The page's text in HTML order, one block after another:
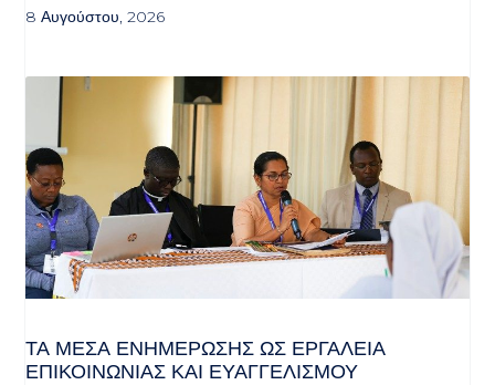
8 Αυγούστου, 2026
ΤΑ ΜΈΣΑ ΕΝΗΜΈΡΩΣΗΣ ΩΣ ΕΡΓΑΛΕΊΑ
ΕΠΙΚΟΙΝΩΝΊΑΣ ΚΑΙ ΕΥΑΓΓΕΛΙΣΜΟΎ